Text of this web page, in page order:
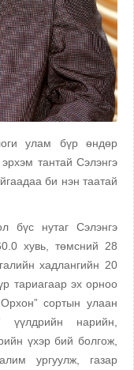
улам бүр өндөр
тантай Сэлэнгэ
би нэн таатай
бүс нутаг Сэлэнгэ
хувь, төмсний 28
хадлангийн 20
тариагаар эх орноо
сортын улаан
үүлдрийн нарийн,
үхэр бий болгож,
ургуулж, газар